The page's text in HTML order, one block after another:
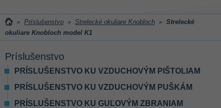
» Príslušenstvo » Strelecké okuliare Knobloch » Strelecké
okuliare Knobloch model K1
Príslušenstvo
PRÍSLUŠENSTVO KU VZDUCHOVÝM PIŠTOLIAM
PRÍSLUŠENSTVO KU VZDUCHOVÝM PUŠKÁM
PRÍSLUŠENSTVO KU GUĽOVÝM ZBRANIAM